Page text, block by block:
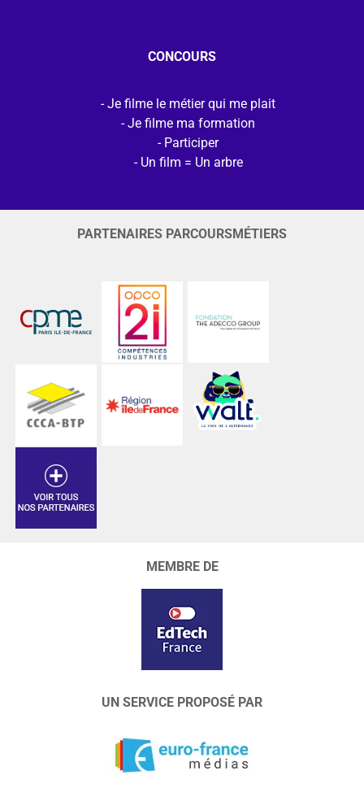
CONCOURS
Je filme le métier qui me plait
Je filme ma formation
Participer
Un film = Un arbre
PARTENAIRES PARCOURSMÉTIERS
MEMBRE DE
UN SERVICE PROPOSÉ PAR